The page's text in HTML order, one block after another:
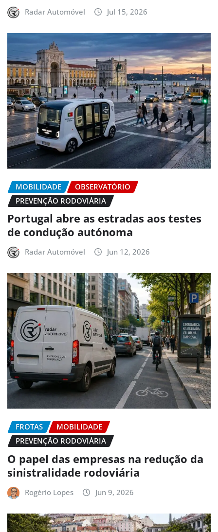
Radar Automóvel Jul 15, 2026
MOBILIDADE
OBSERVATÓRIO
PREVENÇÃO RODOVIÁRIA
Portugal abre as estradas aos testes
de condução autónoma
Radar Automóvel Jun 12, 2026
FROTAS
MOBILIDADE
PREVENÇÃO RODOVIÁRIA
O papel das empresas na redução da
sinistralidade rodoviária
Rogério Lopes Jun 9, 2026